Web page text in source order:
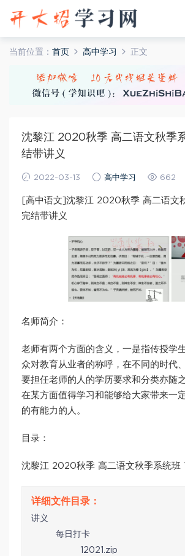
当前位置： 首页 高中学习 正文
沈黎江 2020秋季 高二语文秋季
结带讲义
2022-03-13 高中学习 662
[高中语文]沈黎江 2020秋季 高二语文
完结带讲义
名师简介：
老师有两个方面的含义，一是指传授学
众对教育从业者的称呼，在不同的时代
要担任老师的人的学历要求和分类亦随
在某方面值得学习和能够给大家带来一
的有能力的人。
目录：
沈黎江 2020秋季 高二语文秋季系统班
讲义
每日打卡
12021.zip